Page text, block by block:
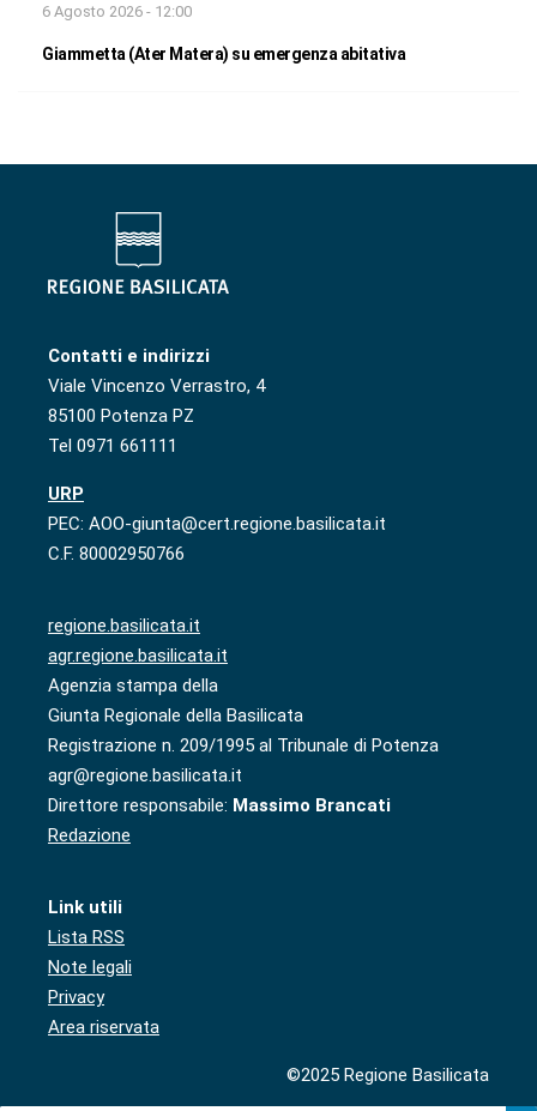
6 Agosto 2026 - 12:00
Giammetta (Ater Matera) su emergenza abitativa
Contatti e indirizzi
Viale Vincenzo Verrastro, 4
85100 Potenza PZ
Tel 0971 661111
URP
PEC: AOO-giunta@cert.regione.basilicata.it
C.F. 80002950766
regione.basilicata.it
agr.regione.basilicata.it
Agenzia stampa della
Giunta Regionale della Basilicata
Registrazione n. 209/1995 al Tribunale di Potenza
agr@regione.basilicata.it
Direttore responsabile: Massimo Brancati
Redazione
Link utili
Lista RSS
Note legali
Privacy
Area riservata
©2025 Regione Basilicata